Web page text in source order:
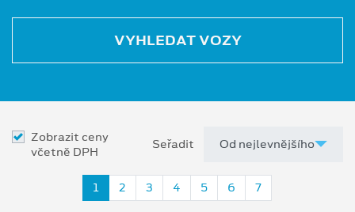
VYHLEDAT VOZY
Zobrazit ceny
včetně DPH
Seřadit
1 2 3 4 5 6 7